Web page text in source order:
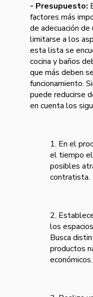
- Presupuesto:
factores más
de adecuación
limitarse a los
esta lista se
cocina y baños
que más deben
funcionamiento.
puede reducirse
en cuenta los
1. En el
el tiempo
posibles
contratista.
2.
los
Busca
productos
económicos.